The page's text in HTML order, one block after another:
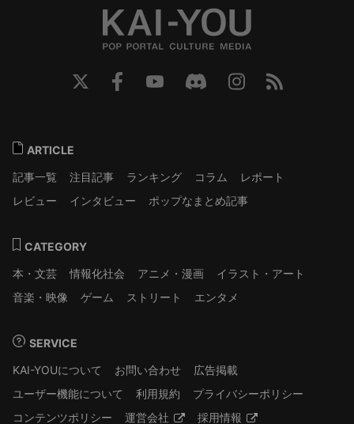
ARTICLE
記事一覧
注目記事 ランキング コラム
レポート
レビュー
インタビュー ポップなまとめ記事
CATEGORY
本・文芸
情報化社会 アニメ・漫画
イラスト・アート
音楽・映像
ゲーム ストリート エンタメ
SERVICE
KAI-YOUについて
お問い合わせ
広告掲載
ユーザー機能について
利用規約
プライバシーポリシー
コンテンツポリシー
運営会社 採用情報